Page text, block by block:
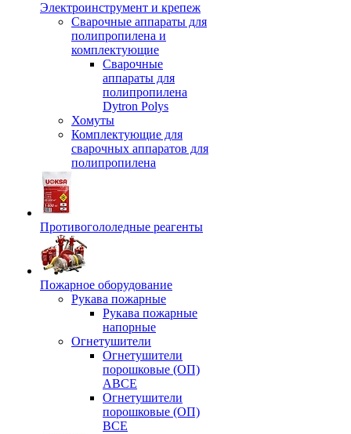
Электроинструмент и крепеж
Сварочные аппараты для
полипропилена и
комплектующие
Сварочные
аппараты для
полипропилена
Dytron Polys
Хомуты
Комплектующие для
сварочных аппаратов для
полипропилена
Противогололедные реагенты
Пожарное оборудование
Рукава пожарные
Рукава пожарные
напорные
Огнетушители
Огнетушители
порошковые (ОП)
АВСЕ
Огнетушители
порошковые (ОП)
ВСЕ